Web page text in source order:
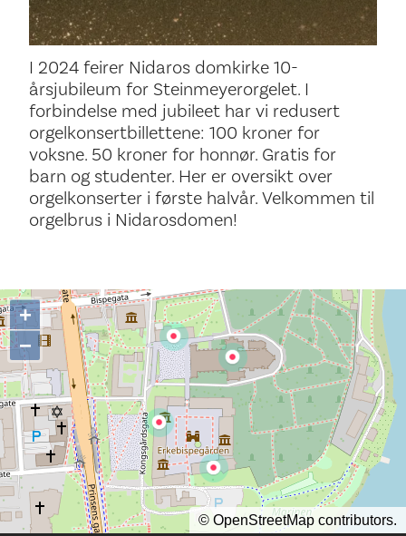
I 2024 feirer Nidaros domkirke 10-
årsjubileum for Steinmeyerorgelet. I
forbindelse med jubileet har vi redusert
orgelkonsertbillettene: 100 kroner for
voksne. 50 kroner for honnør. Gratis for
barn og studenter. Her er oversikt over
orgelkonserter i første halvår. Velkommen til
orgelbrus i Nidarosdomen!
+
−
© OpenStreetMap contributors.